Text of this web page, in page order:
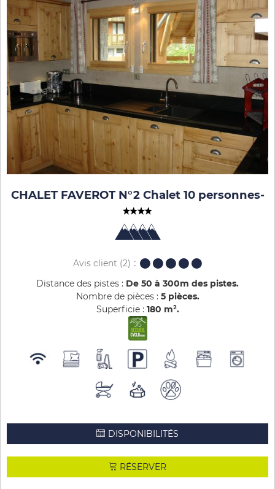
CHALET FAVEROT N°2 Chalet 10 personnes-
Avis client (2)
Distance des pistes : De 50 à 300m des pistes
Nombre de pièces : 5 pièces
Superficie : 180 m²
DISPONIBILITÉS
RÉSERVER